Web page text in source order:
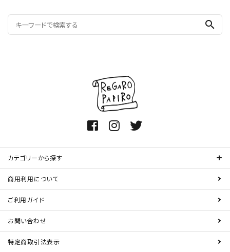
search
カテゴリーから探す
商用利用について
ご利用ガイド
お問い合わせ
特定商取引法表示